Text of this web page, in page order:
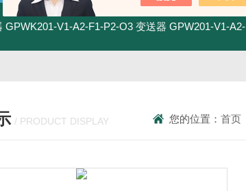
GPWK201-V1-A2-F1-P2-O3 变送器 GPW201-V1-A2-F1-P2-O3 变送器
/ PRODUCT DISPLAY 您的位置：首页